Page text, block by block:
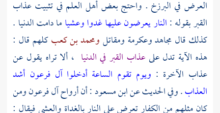
العرض في البرزخ . واحتج بعض أهل العلم في تثبيت عذاب
القبر بقوله :النار يعرضون عليها غدوا وعشياما دامت الدنيا .
كذلك قال مجاهدوعكرمة ومقاتلومحمد بن كعبكلهم قال :
هذه الآية تدل علىعذاب القبر في الدنيا ، ألا تراه يقول عن
عذاب الآخرة : ويوم تقوم الساعة أدخلوا آل فرعون أشد
العذاب. وفي الحديث عنابن مسعود: أن أرواح آل فرعون ومن
كان مثلهم من الكفار تعرض على النار بالغداة والعشي فيقال :